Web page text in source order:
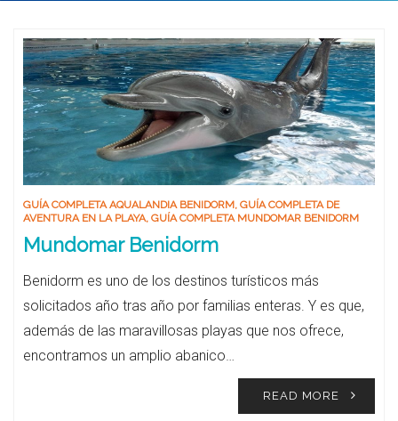
GUÍA COMPLETA AQUALANDIA BENIDORM, GUÍA COMPLETA DE
AVENTURA EN LA PLAYA, GUÍA COMPLETA MUNDOMAR BENIDORM
Mundomar Benidorm
Benidorm es uno de los destinos turísticos más
solicitados año tras año por familias enteras. Y es que,
además de las maravillosas playas que nos ofrece,
encontramos un amplio abanico…
READ MORE